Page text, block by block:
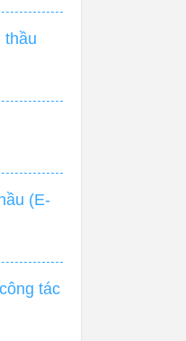
thầu
(E-
tác